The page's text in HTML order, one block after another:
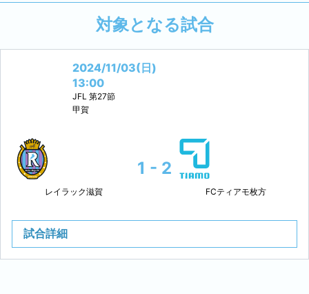
対象となる試合
2024/11/03(日)
13:00
JFL 第27節
甲賀
レイラック滋賀
1 - 2
FCティアモ枚方
試合詳細